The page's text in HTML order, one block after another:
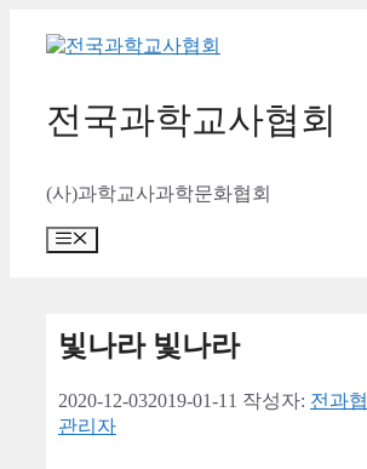
전국과학교사협회
(사)과학교사과학문화협회
메
빛나라 빛나라
2020-12-032019-01-11 작성자: 전과협
관리자